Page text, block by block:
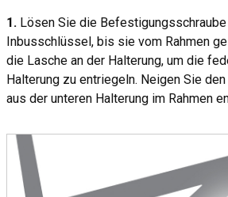
1. Lösen Sie die
Inbusschlüssel, bis sie vom Rahmen
die Lasche an der Halterung, um die
Halterung zu entriegeln. Neigen Sie
aus der unteren Halterung im Rahmen